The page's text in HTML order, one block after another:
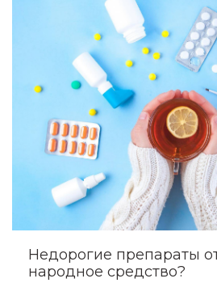
Недорогие препараты
народное средство?